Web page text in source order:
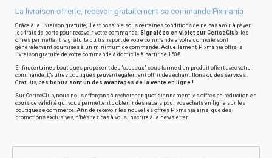
La livraison offerte, recevoir gratuitement sa commande Pixmania
Grâce à la livraison gratuite, il est possible sous certaines conditions de ne pas avoir à payer
les frais de ports pour recevoir votre commande. Signalées en violet sur CeriseClub, les
offres permettant la gratuité du transport de votre commande à votre domicile sont
généralement soumises à un minimum de commande. Actuellement, Pixmania offre la
livraison gratuite de votre commande à domicile à partir de 150€.
Enfin, certaines boutiques proposent des "cadeaux", sous forme d'un produit offert avec votre
commande. D'autres boutiques peuvent également offrir des échantillons ou des services.
Gratuits, ces bonus sont un des avantages de la vente en ligne !
Sur CeriseClub, nous nous efforçons à rechercher quotidiennement les offres de réduction en
cours de validité qui vous permettent d'obtenir des rabais pour vos achats en ligne sur les
boutiques e-commerce. Afin de recevoir les nouvelles offres Pixmania ainsi que des
promotions exclusives, n'hésitez pas à vous inscrire à la newsletter.